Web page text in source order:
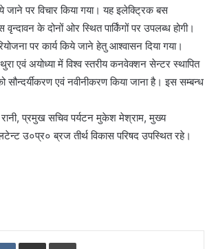
पर विचार किया गया। यह इलेक्ट्रिक बस
के दोनों ओर स्थित पार्किंगों पर उपलब्ध होगी।
पर कार्य किये जाने हेतु आश्वासन दिया गया।
एवं अयोध्या में विश्व स्तरीय कनवेक्शन सेन्टर स्थापित
एवं नवीनीकरण किया जाना है। इस सम्बन्ध
प्रमुख सचिव पर्यटन मुकेश मेश्राम, मुख्य
उ०प्र० ब्रज तीर्थ विकास परिषद उपस्थित रहे।
VKontakte
Share via Email Print